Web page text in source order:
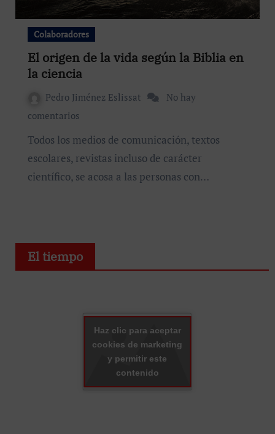
Colaboradores
El origen de la vida según la Biblia en
la ciencia
Pedro Jiménez Eslissat
No hay
comentarios
Todos los medios de comunicación, textos
escolares, revistas incluso de carácter
científico, se acosa a las personas con…
El tiempo
Haz clic para aceptar
cookies de marketing
y permitir este
contenido